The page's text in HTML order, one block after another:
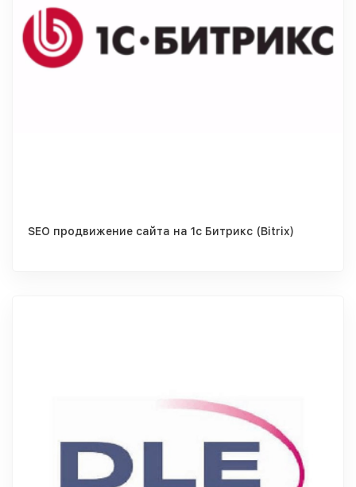
SEO продвижение сайта на 1с Битрикс (Bitrix)